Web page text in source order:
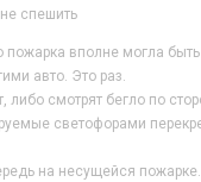
спешить
пожарка вполне могла
авто. Это раз.
либо смотрят бегло по
светофорами
на несущейся пожарке.